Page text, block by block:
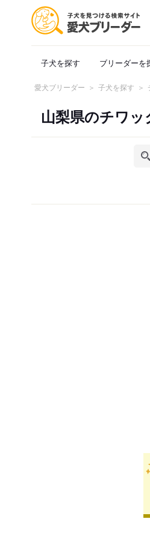
子犬を探す ブリーダーを
愛犬ブリーダー 子犬を探す
山梨県のチワ